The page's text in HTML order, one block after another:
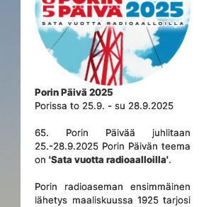
Porin Päivä 2025
Porissa to 25.9. - su 28.9.2025
65. Porin Päivää juhlitaan
25.-28.9.2025 Porin Päivän teema
on'Sata vuotta radioaalloilla'.
Porin radioaseman ensimmäinen
lähetys maaliskuussa 1925 tarjosi